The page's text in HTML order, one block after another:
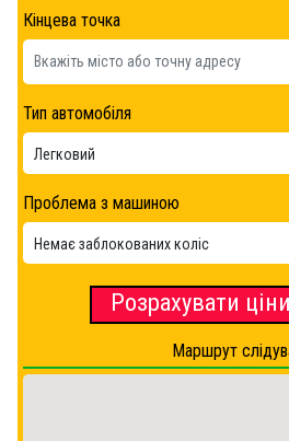
Кінцева точка
Тип автомобіля
Проблема з машиною
Розрахувати
Маршрут